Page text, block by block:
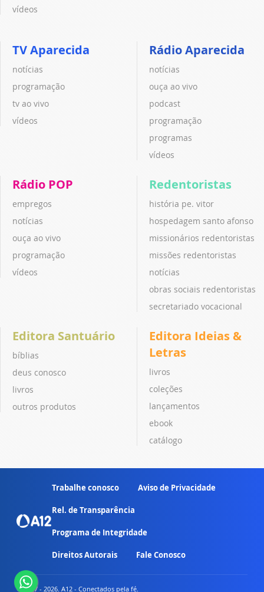
vídeos
TV Aparecida
notícias
programação
tv ao vivo
vídeos
Rádio Aparecida
notícias
ouça ao vivo
podcast
programação
programas
vídeos
Rádio POP
empregos
notícias
ouça ao vivo
programação
vídeos
Redentoristas
história pe. vitor
hospedagem santo afonso
missionários redentoristas
missões redentoristas
notícias
obras sociais redentoristas
secretariado vocacional
Editora Santuário
bíblias
deus conosco
livros
outros produtos
Editora Ideias &
Letras
livros
coleções
lançamentos
ebook
catálogo
Trabalhe conosco Aviso de Privacidade
Rel. de Transparência
Programa de Integridade
Direitos Autorais Fale Conosco
© 2007 - 2026. A12 - Conectados pela fé.